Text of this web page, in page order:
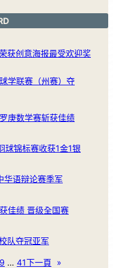
获创意海报最受欢迎奖
学联赛（州赛）夺
庚数学赛斩获佳绩
球锦标赛收获1金1银
语辩论赛季军
佳绩 晋级全国赛
队夺冠亚军
… 41下一頁 »